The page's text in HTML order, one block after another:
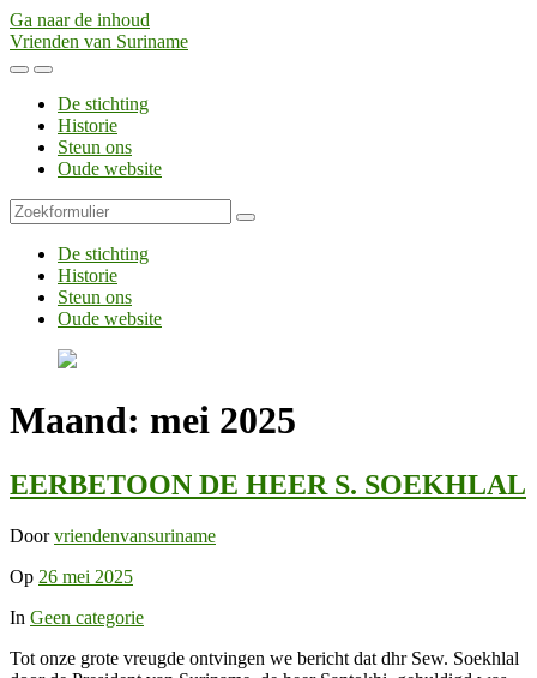
Ga naar de inhoud
Vrienden van Suriname
Toggle
mobiele
menu
Toggle
het
zoekveld
De stichting
Historie
Steun ons
Oude website
Zoeken
De stichting
Historie
Steun ons
Oude website
Maand: mei 2025
EERBETOON DE HEER S. SOEKHLAL
Doorvriendenvansuriname
Op 26 mei 2025
In Geen categorie
Tot onze grote vreugde ontvingen we bericht dat dhr Sew. Soekhlal